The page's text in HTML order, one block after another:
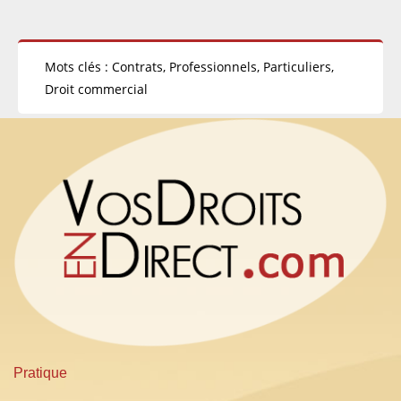
Mots clés : Contrats, Professionnels, Particuliers,
Droit commercial
Pratique